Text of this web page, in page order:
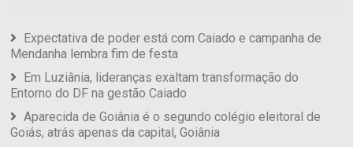
Expectativa de poder está com Caiado e campanha de
Mendanha lembra fim de festa
Em Luziânia, lideranças exaltam transformação do
Entorno do DF na gestão Caiado
Aparecida de Goiânia é o segundo colégio eleitoral de
Goiás, atrás apenas da capital, Goiânia